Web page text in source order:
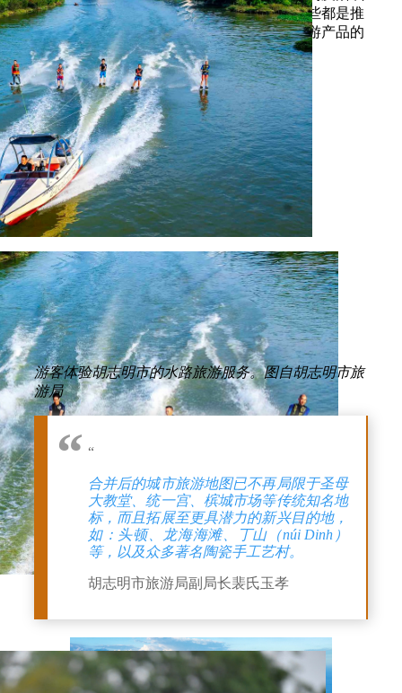
的节庆活动，成为城市独具特色的亮点。这些都是推
动本市旅游业强劲发展及多样化各地特色旅游产品的
重要基础。
游客体验胡志明市的水路旅游服务。图自胡志明市旅
游局
“
合并后的城市旅游地图已不再局限于圣母
大教堂、统一宫、槟城市场等传统知名地
标，而且拓展至更具潜力的新兴目的地，
如：头顿、龙海海滩、丁山（núi Dinh）
等，以及众多著名陶瓷手工艺村。
胡志明市旅游局副局长裴氏玉孝